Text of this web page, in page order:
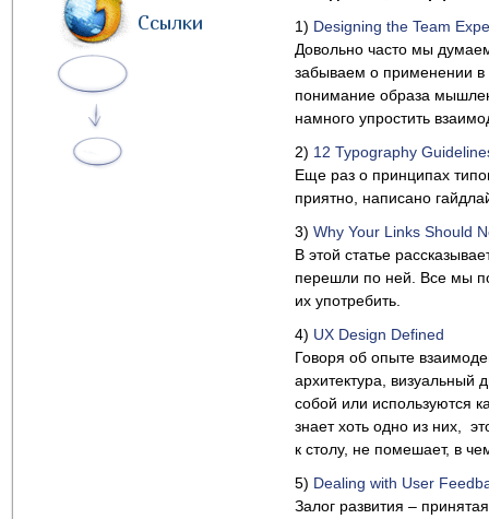
Ссылки
1) Designing the Team
Довольно часто мы
забываем о применении
понимание образа
намного упростить
2) 12 Typography
Еще раз о принципах
приятно, написано
3) Why Your Links Should
В этой статье
перешли по ней. Все мы
их употребить.
4) UX Design Defined
Говоря об опыте
архитектура, визуальный
собой или используются
знает хоть одно из них,
к столу, не помешает, в
5) Dealing with User
Залог развития –